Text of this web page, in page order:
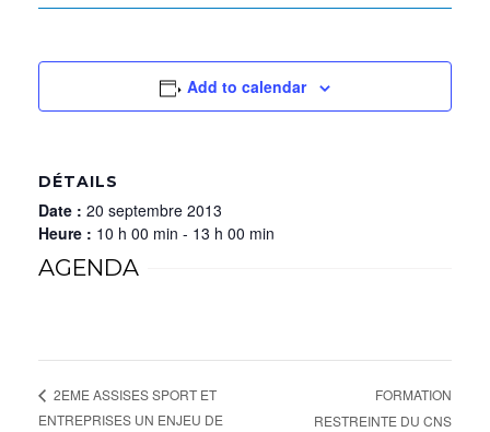
Add to calendar
DÉTAILS
Date : 20 septembre 2013
Heure : 10 h 00 min - 13 h 00 min
AGENDA
2EME ASSISES SPORT ET
ENTREPRISES UN ENJEU DE
FORMATION
RESTREINTE DU CNS